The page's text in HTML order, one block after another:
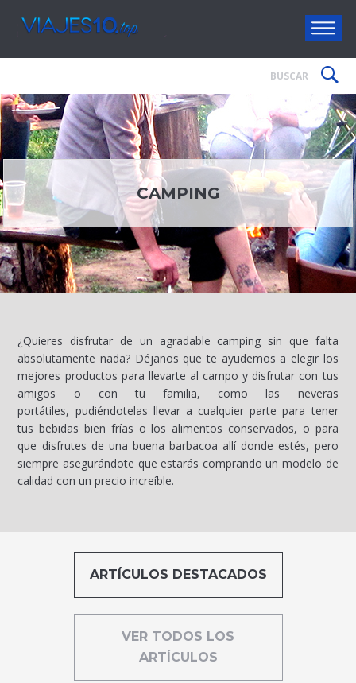
Viajes10
CAMPING
¿Quieres disfrutar de un agradable camping sin que falta
absolutamente nada? Déjanos que te ayudemos a elegir los
mejores productos para llevarte al campo y disfrutar con tus
amigos o con tu familia, como las neveras
portátiles, pudiéndotelas llevar a cualquier parte para tener
tus bebidas bien frías o los alimentos conservados, o para
que disfrutes de una buena barbacoa allí donde estés, pero
siempre asegurándote que estarás comprando un modelo de
calidad con un precio increíble.
ARTÍCULOS DESTACADOS
VER TODOS LOS
ARTÍCULOS